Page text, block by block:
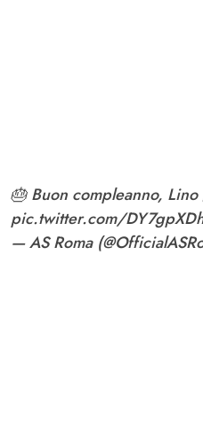
🎂 Buon compleanno, Lino
pic.twitter.com/
— AS Roma